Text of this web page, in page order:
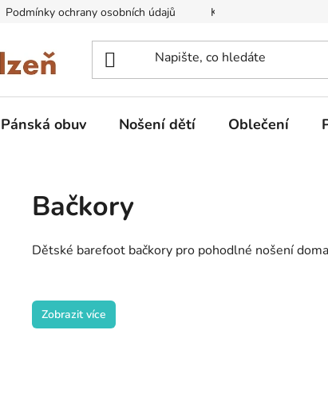
Podmínky ochrany osobních údajů Kontakty na prodejny
Pánská obuv Nošení dětí Oblečení
Bačkory
Dětské barefoot bačkory pro pohodlné nošení
Zobrazit více